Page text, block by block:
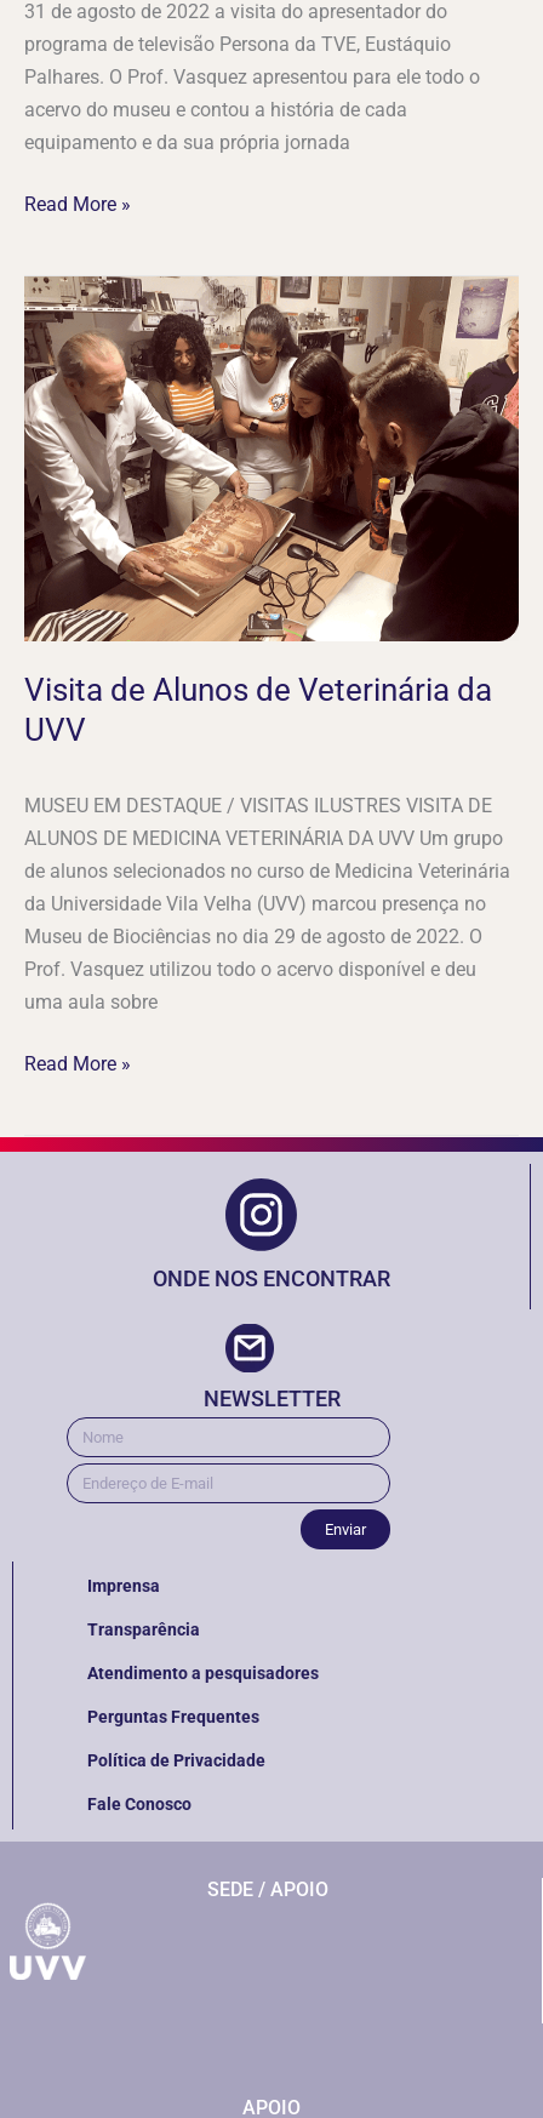
31 de agosto de 2022 a visita do apresentador do
programa de televisão Persona da TVE, Eustáquio
Palhares. O Prof. Vasquez apresentou para ele todo o
acervo do museu e contou a história de cada
equipamento e da sua própria jornada
Read More »
Visita de Alunos de Veterinária da
UVV
MUSEU EM DESTAQUE / VISITAS ILUSTRES VISITA DE
ALUNOS DE MEDICINA VETERINÁRIA DA UVV Um grupo
de alunos selecionados no curso de Medicina Veterinária
da Universidade Vila Velha (UVV) marcou presença no
Museu de Biociências no dia 29 de agosto de 2022. O
Prof. Vasquez utilizou todo o acervo disponível e deu
uma aula sobre
Visita
de
Alunos
de
Veterinária
da
UVV
Read More »
ONDE NOS ENCONTRAR
NEWSLETTER
Enviar
Imprensa
Transparência
Atendimento a pesquisadores
Perguntas Frequentes
Política de Privacidade
Fale Conosco
SEDE / APOIO
APOIO